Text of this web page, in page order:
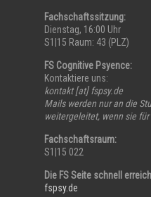
Fachschaftssitzung:
Dienstag, 16:00 Uhr
S1|15 Raum: 43 (PLZ)
FS Cognitive Psyence:
Kontaktiere uns:
kontakt [at] fspsy.de
Mails werden nur an die
weitergeleitet, wenn sie
Fachschaftsraum:
S1|15 022
Die FS Seite schnell
fspsy.de